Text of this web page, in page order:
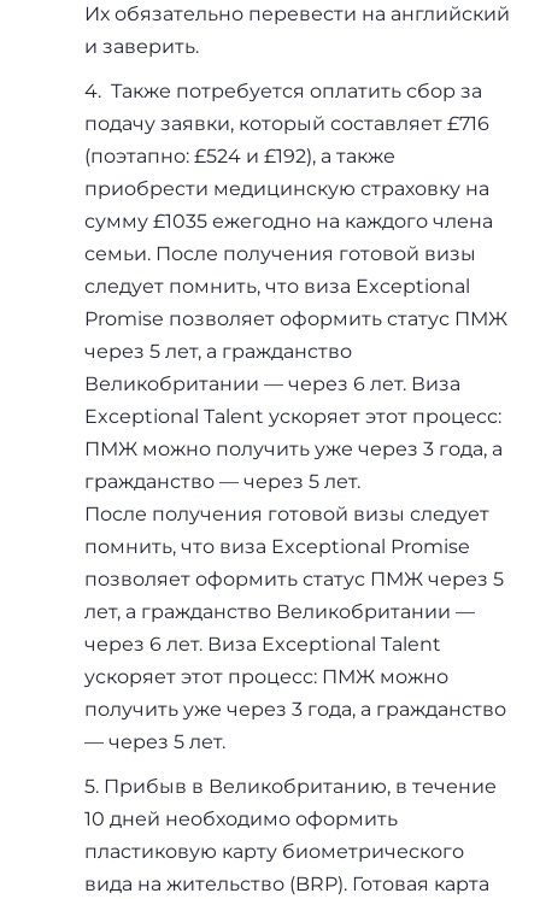
Их обязательно перевести на английский
и заверить.
4. Также потребуется оплатить сбор за
подачу заявки, который составляет £716
(поэтапно: £524 и £192), а также
приобрести медицинскую страховку на
сумму £1035 ежегодно на каждого члена
семьи. После получения готовой визы
следует помнить, что виза Exceptional
Promise позволяет оформить статус ПМЖ
через 5 лет, а гражданство
Великобритании — через 6 лет. Виза
Exceptional Talent ускоряет этот процесс:
ПМЖ можно получить уже через 3 года, а
гражданство — через 5 лет.
После получения готовой визы следует
помнить, что виза Exceptional Promise
позволяет оформить статус ПМЖ через 5
лет, а гражданство Великобритании —
через 6 лет. Виза Exceptional Talent
ускоряет этот процесс: ПМЖ можно
получить уже через 3 года, а гражданство
— через 5 лет.
5. Прибыв в Великобританию, в течение
10 дней необходимо оформить
пластиковую карту биометрического
вида на жительство (BRP). Готовая карта